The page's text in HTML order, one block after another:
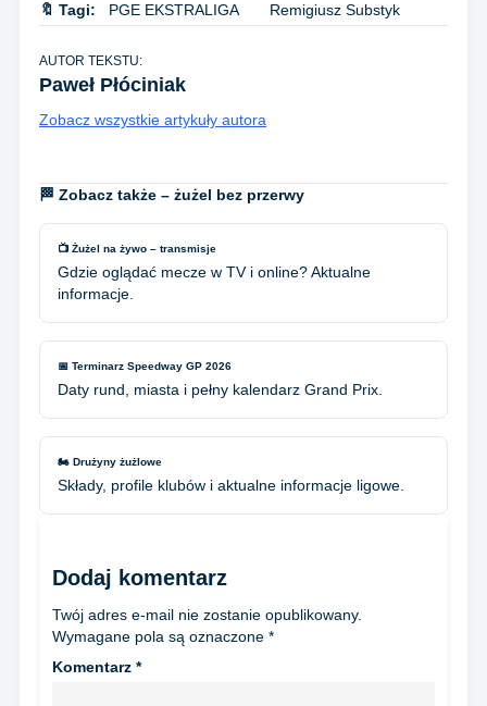
🔖 Tagi: PGE EKSTRALIGA Remigiusz Substyk
AUTOR TEKSTU:
Paweł Płóciniak
Zobacz wszystkie artykuły autora
🏁 Zobacz także – żużel bez przerwy
📺 Żużel na żywo – transmisje
Gdzie oglądać mecze w TV i online? Aktualne
informacje.
📅 Terminarz Speedway GP 2026
Daty rund, miasta i pełny kalendarz Grand Prix.
🏍️ Drużyny żużlowe
Składy, profile klubów i aktualne informacje ligowe.
Dodaj komentarz
Twój adres e-mail nie zostanie opublikowany.
Wymagane pola są oznaczone *
Komentarz *